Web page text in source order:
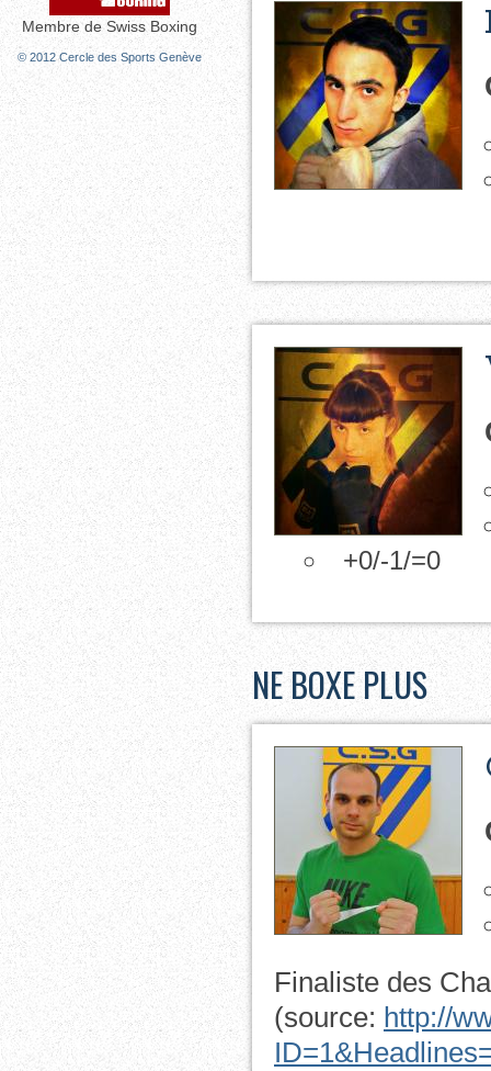
+0/-1/=0
NE BOXE PLUS
Finaliste des
(source: http://
Membre de Swiss Boxing
© 2012 Cercle des Sports Genève